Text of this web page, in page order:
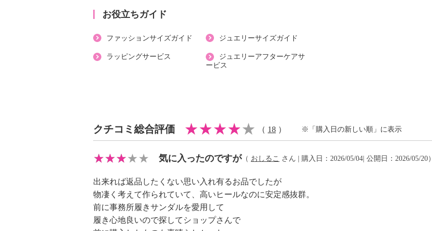
・アウトソール：合成底、ＥＶＡ
【サイズ（ワイズ）】
【サイズ（その他）】
・片足約２８５ｇ（サイズにより多少の差異あり）
※詳細は取扱説明書参照
※詳細は取扱説明書参照
・本品は治療用ではないので、使用目的外の使用はしない
・次の方は医師に相談の上、使用する
・血行障害や糖尿病等から神経障害を起こされ、痛みを感
お役立ちガイド
ファッションサイズガイド ジュエリーサイズガイド
ラッピングサービス
ジュエリーアフターケアサ
ービス
クチコミ総合評価 （ 18 ） ※「購入日の新しい順」に表示
気に入ったのですが（ おしるこ さん | 購入日：2026/05/04| 公開日：2026/05/20）
出来れば返品したくない思い入れ有るお品でしたが
物凄く考えて作られていて、高いヒールなのに安定感抜群。
前に事務所履きサンダルを愛用して
履き心地良いので探してショップさんで